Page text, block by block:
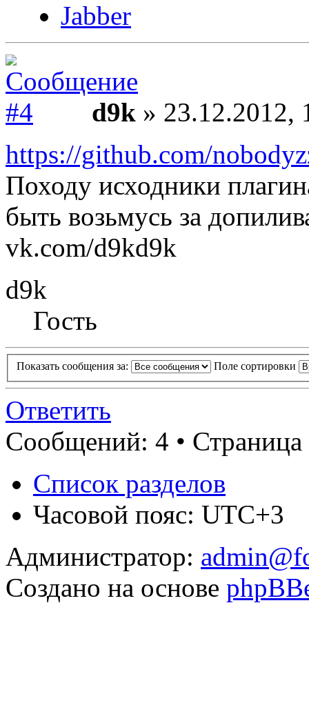
Jabber
d9k » 23.12.2012,
https://github.com/
Походу исходники
быть возьмусь за
vk.com/d9kd9k
d9k
Гость
Показать сообщения за: Поле сортировки
Ответить
Сообщений: 4 • Страница
Список разделов
Часовой пояс: UTC+3
Администратор:
Создано на основе